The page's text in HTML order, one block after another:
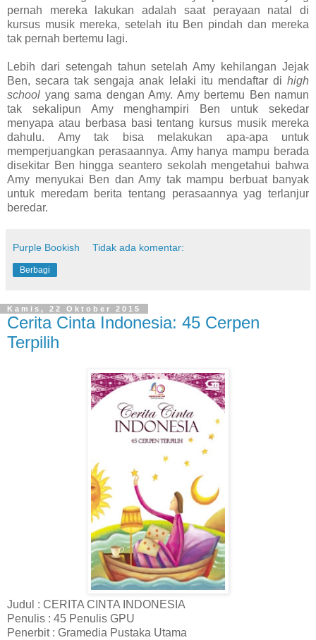
pernah mereka lakukan adalah saat perayaan natal di
kursus musik mereka, setelah itu Ben pindah dan mereka
tak pernah bertemu lagi.
Lebih dari setengah tahun setelah Amy kehilangan Jejak
Ben, secara tak sengaja anak lelaki itu mendaftar di high
school yang sama dengan Amy. Amy bertemu Ben namun
tak sekalipun Amy menghampiri Ben untuk sekedar
menyapa atau berbasa basi tentang kursus musik mereka
dahulu. Amy tak bisa melakukan apa-apa untuk
memperjuangkan perasaannya. Amy hanya mampu berada
disekitar Ben hingga seantero sekolah mengetahui bahwa
Amy menyukai Ben dan Amy tak mampu berbuat banyak
untuk meredam berita tentang perasaannya yag terlanjur
beredar.
Purple Bookish Tidak ada komentar:
Berbagi
Kamis, 22 Oktober 2015
Cerita Cinta Indonesia: 45 Cerpen
Terpilih
Judul : CERITA CINTA INDONESIA
Penulis : 45 Penulis GPU
Penerbit : Gramedia Pustaka Utama